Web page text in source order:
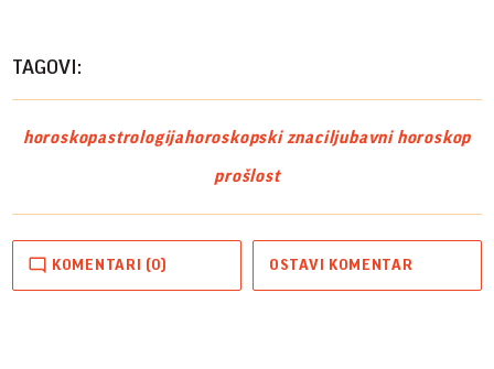
TAGOVI:
horoskopastrologijahoroskopski znaciljubavni horoskop
prošlost
KOMENTARI (0) OSTAVI KOMENTAR